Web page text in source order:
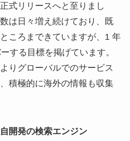
式リリースへと至りまし
は日々増え続けており、既
ころまできていますが、1 年
する目標を掲げています。
りグローバルでのサービス
積極的に海外の情報も収集
開発の検索エンジン